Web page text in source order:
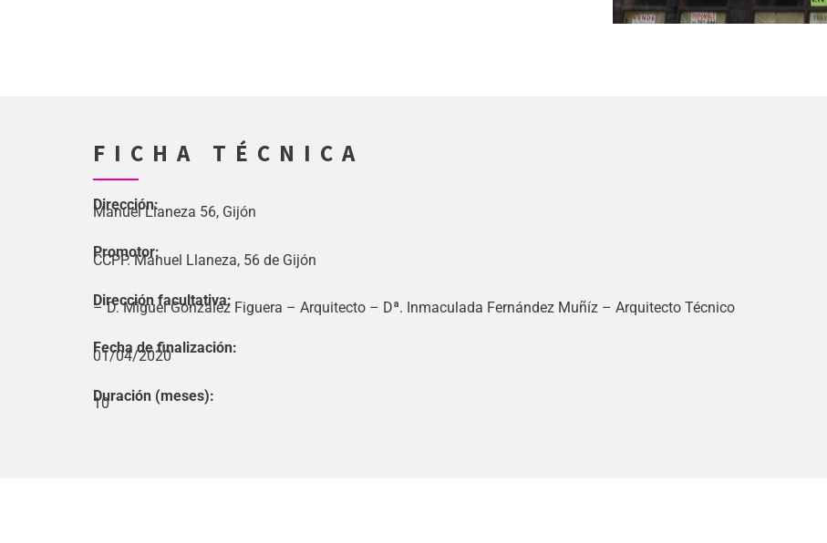
FICHA TÉCNICA
Dirección:
Manuel Llaneza 56, Gijón
Promotor:
CCPP. Manuel Llaneza, 56 de Gijón
Dirección facultativa:
– D. Miguel González Figuera – Arquitecto – Dª. Inmaculada Fernández Muñíz – Arquitecto Técnico
Fecha de finalización:
01/04/2020
Duración (meses):
10